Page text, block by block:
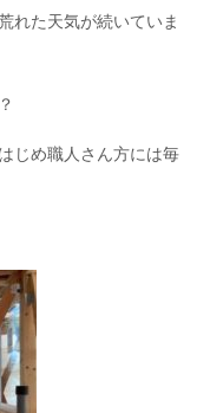
れた天気が続いていま
じめ職人さん方には毎